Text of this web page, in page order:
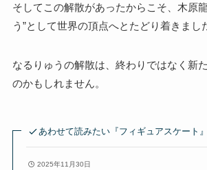
そしてこの解散があったからこそ、木原
う”として世界の頂点へとたどり着きまし
なるりゅうの解散は、終わりではなく新
のかもしれません。
あわせて読みたい『フィギュアスケート
2025年11月30日